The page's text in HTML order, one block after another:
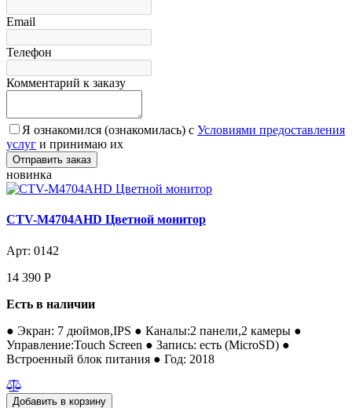
Email
Телефон
Комментарий к заказу
Я ознакомился (ознакомилась) с Условиями предоставления
услуг и принимаю их
новинка
CTV-M4704AHD Цветной монитор
Арт: 0142
14 390 Р
Есть в наличии
● Экран: 7 дюймов,IPS ● Каналы:2 панели,2 камеры ●
Управление:Touch Screen ● Запись: есть (MicroSD) ●
Встроенный блок питания ● Год: 2018